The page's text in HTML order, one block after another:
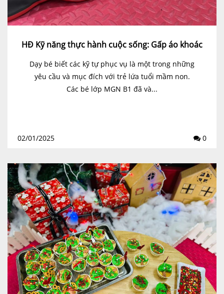
HĐ Kỹ năng thực hành cuộc sống: Gấp áo khoác
Dạy bé biết các kỹ tự phục vụ là một trong những
yêu cầu và mục đích với trẻ lứa tuổi mầm non.
Các bé lớp MGN B1 đã và...
02/01/2025 0